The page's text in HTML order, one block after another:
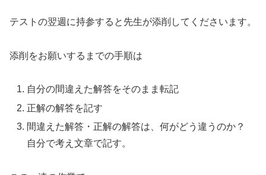
テストの翌週に持参すると先生が添削してくださいます。
添削をお願いするまでの手順は
自分の間違えた解答をそのまま転記
正解の解答を記す
間違えた解答・正解の解答は、何がどう違うのか？
自分で考え文章で記す。